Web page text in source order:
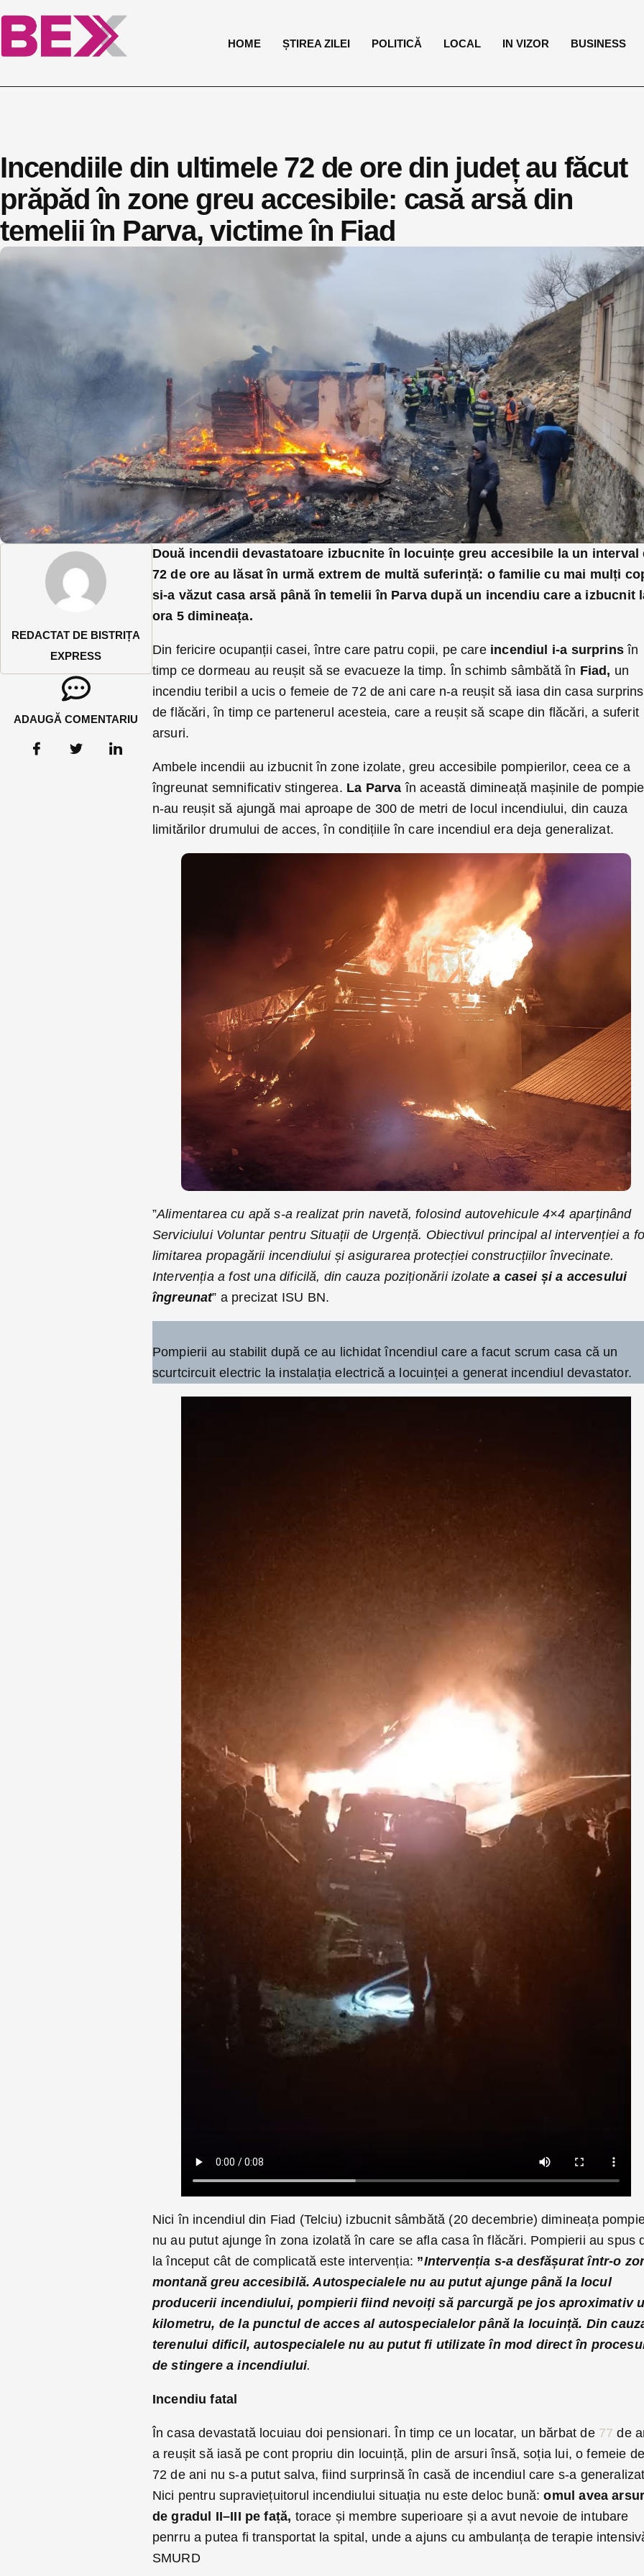
HOME ȘTIREA ZILEI POLITICĂ LOCAL IN VIZOR BUSINESS
Incendiile din ultimele 72 de ore din județ au făcut
prăpăd în zone greu accesibile: casă arsă din
temelii în Parva, victime în Fiad
REDACTAT DE BISTRIȚA
EXPRESS
ADAUGĂ COMENTARIU
Două incendii devastatoare izbucnite în locuințe greu accesibile la un interval
72 de ore au lăsat în urmă extrem de multă suferință: o familie cu mai mulți
si-a văzut casa arsă până în temelii în Parva după un incendiu care a izbucnit
ora 5 dimineața.
Din fericire ocupanții casei, între care patru copii, pe careincendiul i-a surprinsîn
timp ce dormeau au reușit să se evacueze la timp. În schimb sâmbătă în Fiad, un
incendiu teribil a ucis o femeie de 72 de ani care n-a reușit să iasa din casa
de flăcări, în timp ce partenerul acesteia, care a reușit să scape din flăcări, a suferit
arsuri.
Ambele incendii au izbucnit în zone izolate, greu accesibile pompierilor, ceea ce a
îngreunat semnificativ stingerea. La Parva în această dimineață mașinile de
n-au reușit să ajungă mai aproape de 300 de metri de locul incendiului, din cauza
limitărilor drumului de acces, în condițiile în care incendiul era deja generalizat.
”Alimentarea cu apă s-a realizat prin navetă, folosind autovehicule 4×4 aparținând
Serviciului Voluntar pentru Situații de Urgență. Obiectivul principal al intervenției a
limitarea propagării incendiului și asigurarea protecției construcțiilor învecinate.
Intervenția a fost una dificilă, din cauza poziționării izolate a casei și a accesului
îngreunat” a precizat ISU BN.
Pompierii au stabilit după ce au lichidat încendiul care a facut scrum casa că un
scurtcircuit electric la instalația electrică a locuinței a generat incendiul devastator.
Nici în incendiul din Fiad (Telciu) izbucnit sâmbătă (20 decembrie) dimineața
nu au putut ajunge în zona izolată în care se afla casa în flăcări. Pompierii au spus
la început cât de complicată este intervenția: ”Intervenția s-a desfășurat într-o
montană greu accesibilă. Autospecialele nu au putut ajunge până la locul
producerii incendiului, pompierii fiind nevoiți să parcurgă pe jos aproximativ
kilometru, de la punctul de acces al autospecialelor până la locuință. Din
terenului dificil, autospecialele nu au putut fi utilizate în mod direct în
de stingere a incendiului.
Incendiu fatal
În casa devastată locuiau doi pensionari. În timp ce un locatar, un bărbat de77de
a reușit să iasă pe cont propriu din locuință, plin de arsuri însă, soția lui, o femeie
72 de ani nu s-a putut salva, fiind surprinsă în casă de incendiul care s-a
Nici pentru supraviețuitorul incendiului situația nu este deloc bună:omul avea
de gradul II–III pe față, torace și membre superioare și a avut nevoie de intubare
penrru a putea fi transportat la spital, unde a ajuns cu ambulanța de terapie
SMURD